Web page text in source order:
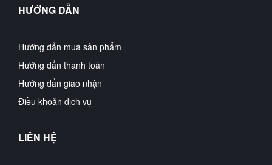
HƯỚNG DẪN
Hướng dẩn mua sản phẩm
Hướng dẩn thanh toán
Hướng dẩn giao nhận
Điều khoản dịch vụ
LIÊN HỆ